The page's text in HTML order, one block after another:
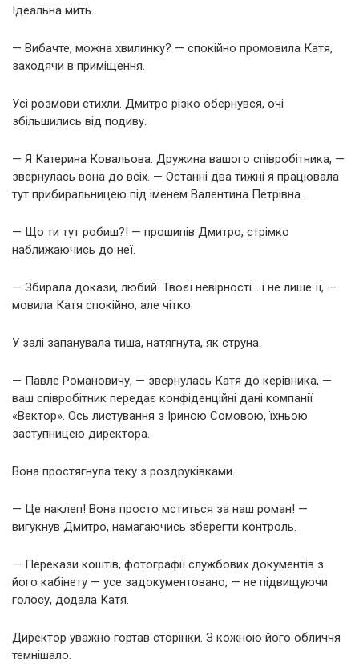
Ідеальна мить.
— Вибачте, можна хвилинку? — спокійно промовила Катя,
заходячи в приміщення.
Усі розмови стихли. Дмитро різко обернувся, очі
збільшились від подиву.
— Я Катерина Ковальова. Дружина вашого співробітника, —
звернулась вона до всіх. — Останні два тижні я працювала
тут прибиральницею під іменем Валентина Петрівна.
— Що ти тут робиш?! — прошипів Дмитро, стрімко
наближаючись до неї.
— Збирала докази, любий. Твоєї невірності… і не лише її, —
мовила Катя спокійно, але чітко.
У залі запанувала тиша, натягнута, як струна.
— Павле Романовичу, — звернулась Катя до керівника, —
ваш співробітник передає конфіденційні дані компанії
«Вектор». Ось листування з Іриною Сомовою, їхньою
заступницею директора.
Вона простягнула теку з роздруківками.
— Це наклеп! Вона просто мститься за наш роман! —
вигукнув Дмитро, намагаючись зберегти контроль.
— Перекази коштів, фотографії службових документів з
його кабінету — усе задокументовано, — не підвищуючи
голосу, додала Катя.
Директор уважно гортав сторінки. З кожною його обличчя
темнішало.